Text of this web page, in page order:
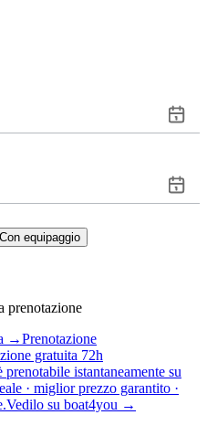
Con equipaggio
prenotazione
→Prenotazione
gratuita 72h
prenotabile istantaneamente su
· miglior prezzo garantito ·
Vedilo su boat4you →